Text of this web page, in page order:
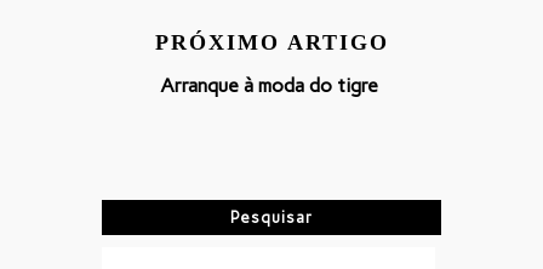
PRÓXIMO ARTIGO
Arranque à moda do tigre
Pesquisar